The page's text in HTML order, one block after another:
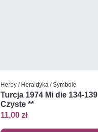
Herby / Heraldyka / Symbole
Turcja 1974 Mi die 134-139
Czyste **
11,00 zł